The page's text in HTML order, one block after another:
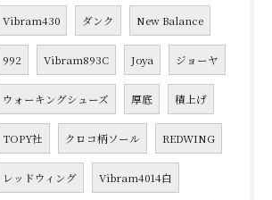
Vibram430 ダンク New Balance
992 Vibram893C Joya ジョーヤ
ウォーキングシューズ 厚底 積上げ
TOPY社 クロコ柄ソール REDWING
レッドウィング Vibram4014白